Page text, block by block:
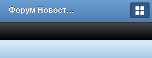
Форум Новостройки